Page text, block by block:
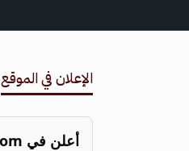
الإعلان في الموقع
أعلن في Qamishly.com